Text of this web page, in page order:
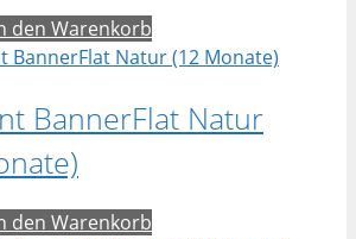
den Warenkorb
BannerFlat Natur
den Warenkorb